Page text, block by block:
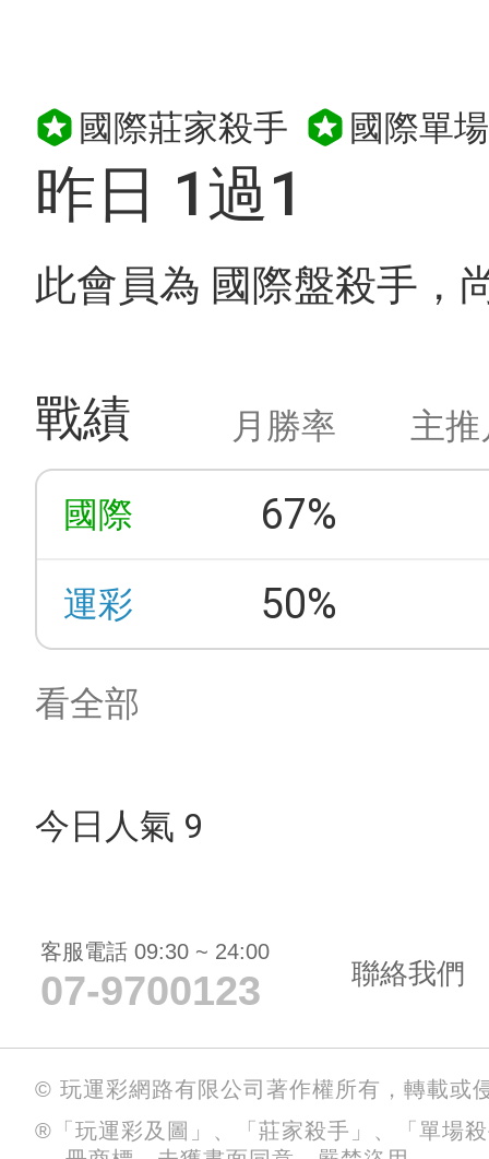
國際莊家殺手 國際單
昨日 1過1
此會員為 國際盤殺手，
戰績 月勝率 主
國際 67%
運彩 50%
看全部
今日人氣 9
客服電話 09:30 ~ 24:00
07-9700123 聯絡我們
© 玩運彩網路有限公司著作權所有，轉載或
®「玩運彩及圖」、「莊家殺手」、「單場